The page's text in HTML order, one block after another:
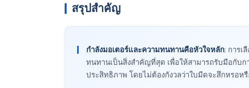
สรุปสำคัญ
กำลังมอเตอร์และความทนทานคือหัวใจหลัก: การเ
ทนทานเป็นสิ่งสำคัญที่สุด เพื่อให้สามารถรับมือกับก
ประสิทธิภาพ โดยไม่ต้องกังวลว่าใบมีดจะสึกหรอหรื